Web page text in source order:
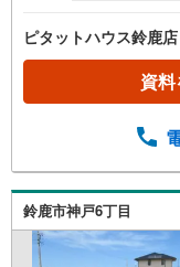
ピタットハウス鈴鹿
資
鈴鹿市神戸6丁目